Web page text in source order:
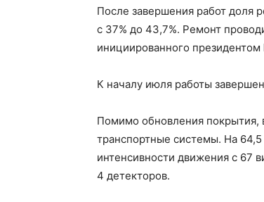
После завершения работ доля
с 37% до 43,7%. Ремонт
инициированного президентом
К началу июля работы
Помимо обновления покрытия,
транспортные системы. На
интенсивности движения с 67
4 детекторов.